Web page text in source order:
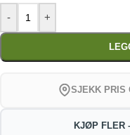
- +
SJEKK PRIS
KJØP FLER